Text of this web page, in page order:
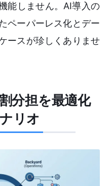
能しません。AI導入の
ペーパーレス化とデー
ースが珍しくありませ
分担を最適化
リオ